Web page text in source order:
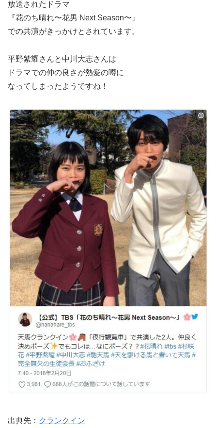
放送されたドラマ
『花のち晴れ〜花男 Next Season〜』
での共演がきっかけとされています。
平野紫耀さんと中川大志さんは
ドラマでの仲の良さが熱愛の噂に
なってしまったようですね！
出典先： クランクイン